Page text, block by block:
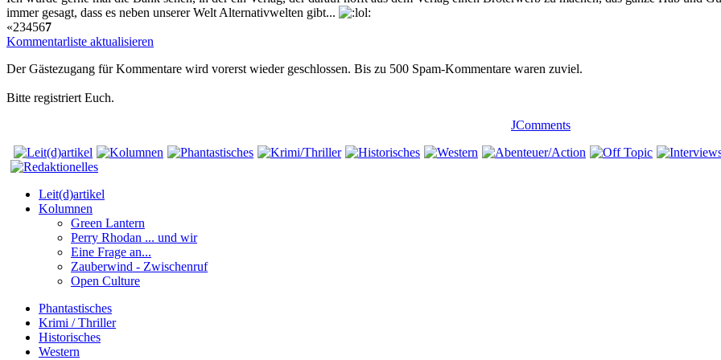
immer gesagt, dass es neben unserer Welt Alternativwelten gibt...
«234567
Kommentarliste aktualisieren
Der Gästezugang für Kommentare wird vorerst wieder geschlossen. Bis zu 500 Spam-Kommentare waren zuviel.
Bitte registriert Euch.
JComments
Leit(d)artikel
Kolumnen
Green Lantern
Perry Rhodan ... und wir
Eine Frage an...
Zauberwind - Zwischenruf
Open Culture
Phantastisches
Krimi / Thriller
Historisches
Western